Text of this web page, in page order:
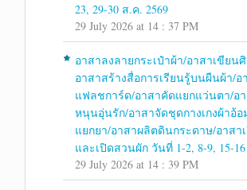
23, 29-30 ส.ค. 2569
29 July 2026 at 14 : 37 PM
อาสาลงลายกระเป๋าผ้า/อาสาเขียน
อาสาสร้างสื่อการเรียนรู้บนผืนผ้า/อ
แฟลชการ์ด/อาสาคัดแยกแว่นตา/อ
หนุนอุ่นรัก/อาสาจัดชุดกางเกงผ้าอ้
แยกยา/อาสาผลิตดินกระดาษ/อาสา
และเปิดสวนผัก วันที่ 1-2, 8-9, 15-
29 July 2026 at 14 : 39 PM